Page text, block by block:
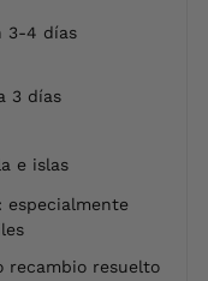
3-4 días
3 días
e islas
especialmente
recambio resuelto